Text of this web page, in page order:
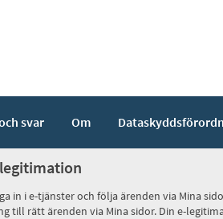
svar Om
in i e-tjänster och följa ärenden via Mina
till rätt ärenden via Mina sidor. Din e-